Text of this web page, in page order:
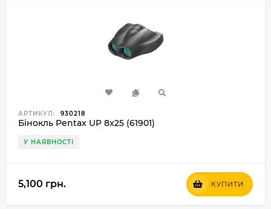
АРТИКУЛ: 930218
Бінокль Pentax UP 8x25 (61901)
У НАЯВНОСТІ
5,100 грн. КУПИТИ